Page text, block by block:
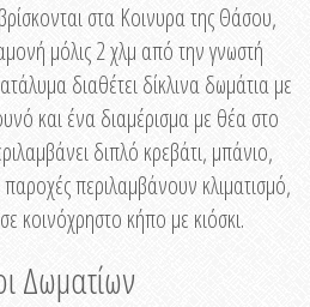
στα Κοινυρα της Θάσου,
μόλις 2 χλμ από την γνωστή
διαθέτει δίκλινα δωμάτια με
και ένα διαμέρισμα με θέα στο
διπλό κρεβάτι, μπάνιο,
παροχές περιλαμβάνουν κλιματισμό,
κοινόχρηστο κήπο με κιόσκι.
Δωματίων